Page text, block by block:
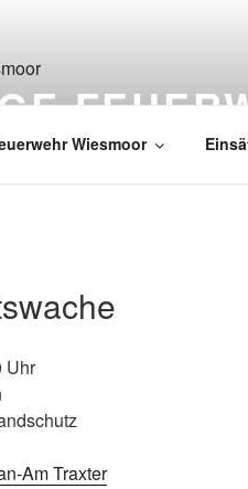
Wiesmoor
Uhr
Am Traxter